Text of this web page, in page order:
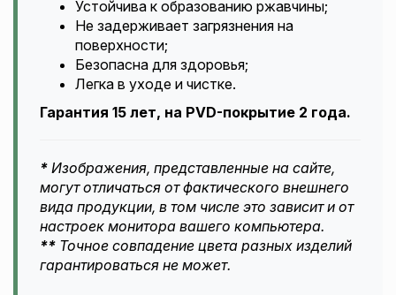
Устойчива к образованию ржавчины;
Не задерживает загрязнения на
поверхности;
Безопасна для здоровья;
Легка в уходе и чистке.
Гарантия 15 лет, на PVD-покрытие 2 года.
* Изображения, представленные на сайте,
могут отличаться от фактического внешнего
вида продукции, в том числе это зависит и от
настроек монитора вашего компьютера.
** Точное совпадение цвета разных изделий
гарантироваться не может.